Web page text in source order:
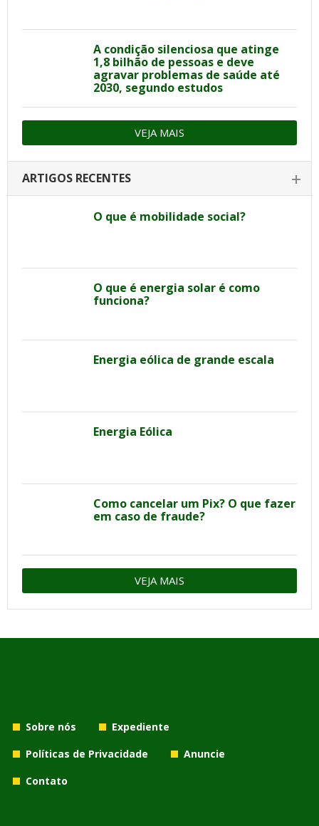
A condição silenciosa que atinge
1,8 bilhão de pessoas e deve
agravar problemas de saúde até
2030, segundo estudos
VEJA MAIS
ARTIGOS RECENTES
O que é mobilidade social?
O que é energia solar é como
funciona?
Energia eólica de grande escala
Energia Eólica
Como cancelar um Pix? O que fazer
em caso de fraude?
VEJA MAIS
Sobre nós
Expediente
Políticas de Privacidade
Anuncie
Contato